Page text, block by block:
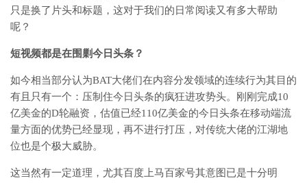
只是换了片头和标题，这对于我们的日常阅读又有多大帮助
呢？
短视频都是在围剿今日头条？
如今相当部分认为BAT大佬们在内容分发领域的连续行为其目的
有且只有一个：压制住今日头条的疯狂进攻势头。刚刚完成10
亿美金的D轮融资，估值已经110亿美金的今日头条在移动端流
量方面的优势已经显现，再不进行打压，对传统大佬的江湖地
位也是个极大威胁。
这当然有一定道理，尤其百度上马百家号其意图已是十分明